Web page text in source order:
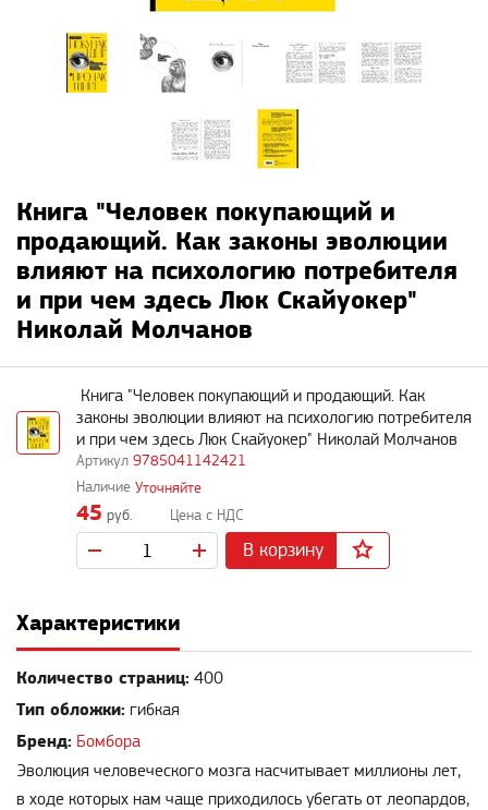
Книга "Человек покупающий и
продающий. Как законы эволюции
влияют на психологию потребителя
и при чем здесь Люк Скайуокер"
Николай Молчанов
9785041142421
Книга "Человек покупающий и продающий. Как
законы эволюции влияют на психологию потребителя
и при чем здесь Люк Скайуокер" Николай Молчанов
Уточняйте
45 руб.
В корзину
Характеристики
Количество страниц: 400
Тип обложки: гибкая
Бренд: Бомбора
Эволюция человеческого мозга насчитывает миллионы лет,
в ходе которых нам чаще приходилось убегать от леопардов,